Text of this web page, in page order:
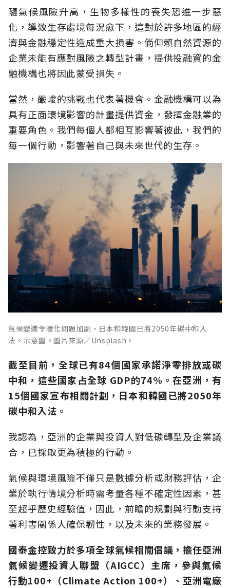
隨氣候風險升高，生物多樣性的喪失恐進一步惡
化，導致生存處境每況愈下，這對於許多地區的經
濟與金融穩定性造成重大損害。倘仰賴自然資源的
企業未能有應對風險之轉型計畫，提供投融資的金
融機構也將因此蒙受損失。
當然，嚴峻的挑戰也代表著機會。金融機構可以為
具有正面環境影響的計畫提供資金，發揮金融業的
重要角色。我們每個人都相互影響著彼此，我們的
每一個行動，影響著自己與未來世代的生存。
氣候變遷令暖化問題加劇，日本和韓國已將2050年碳中和入
法。示意圖。圖片來源／Unsplash。
截至目前，全球已有84個國家承諾淨零排放或碳
中和，這些國家占全球 GDP的74%。在亞洲，有
15個國家宣布相關計劃，日本和韓國已將2050年
碳中和入法。
我認為，亞洲的企業與投資人對低碳轉型及企業議
合，已採取更為積極的行動。
氣候與環境風險不僅只是數據分析或財務評估，企
業於執行情境分析時需考量各種不確定性因素，甚
至超乎歷史經驗值，因此，前瞻的規劃與行動支持
著利害關係人確保韌性，以及未來的業務發展。
國泰金控致力於多項全球氣候相關倡議，擔任亞洲
氣候變遷投資人聯盟（AIGCC）主席，參與氣候
行動100+（Climate Action 100+）、亞洲電廠